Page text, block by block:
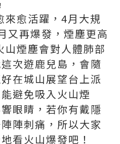
愈活躍，4月大規
又再爆發，煙塵更高
煙塵會對人體肺部
次遊鹿兒島，會隨
在城山展望台上派
避免吸入火山煙
眼睛，若你有戴隱
陣刺痛，所以大家
看火山爆發吧！